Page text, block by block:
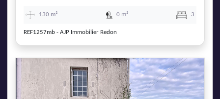
130 m² 0 m² 3
REF1257mb - AJP Immobilier Redon